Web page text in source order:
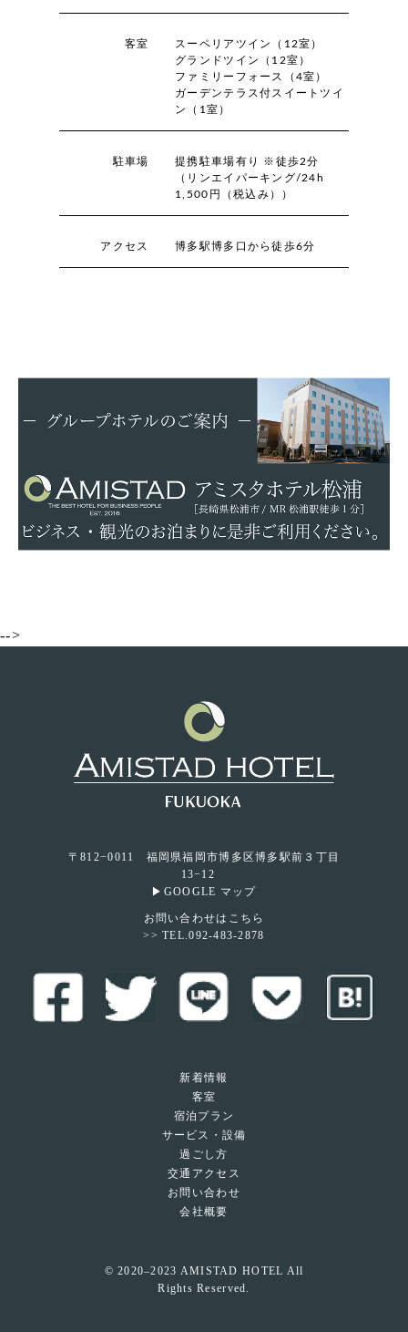
客室
スーペリアツイン（12室）
グランドツイン（12室）
ファミリーフォース（4室）
ガーデンテラス付スイートツイ
ン（1室）
駐車場
提携駐車場有り ※徒歩2分
（リンエイパーキング/24h
1,500円（税込み））
アクセス 博多駅博多口から徒歩6分
-->
〒812−0011 福岡県福岡市博多区博多駅前３丁目
13−12
▶GOOGLE マップ
お問い合わせはこちら
>> TEL.092-483-2878
新着情報
客室
宿泊プラン
サービス・設備
過ごし方
交通アクセス
お問い合わせ
会社概要
© 2020–2023 AMISTAD HOTEL All
Rights Reserved.